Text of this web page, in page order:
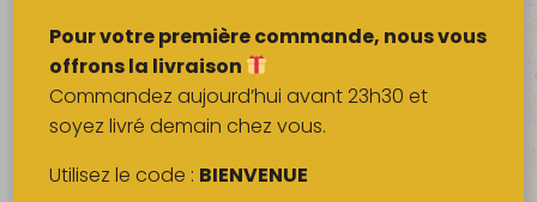
Boulangerie
Crémerie
Poissons
Épicerie sucrée
Pour votre première commande, nous vous
offrons la livraison
Commandez aujourd’hui avant 23h30 et
soyez livré demain chez vous.
Utilisez le code : BIENVENUE